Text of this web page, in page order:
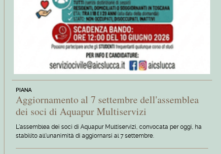
PIANA
Aggiornamento al 7 settembre dell'assemblea
dei soci di Aquapur Multiservizi
L'assemblea dei soci di Aquapur Multiservizi, convocata per oggi, ha
stabilito all'unanimità di aggiornarsi al 7 settembre.